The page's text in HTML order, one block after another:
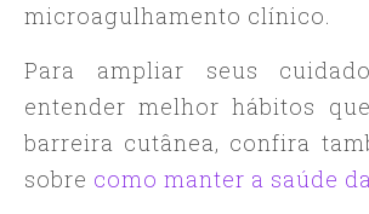
microagulhamento clínico.
Para ampliar seus
entender melhor hábitos
barreira cutânea, confira
sobre como manter a saúde